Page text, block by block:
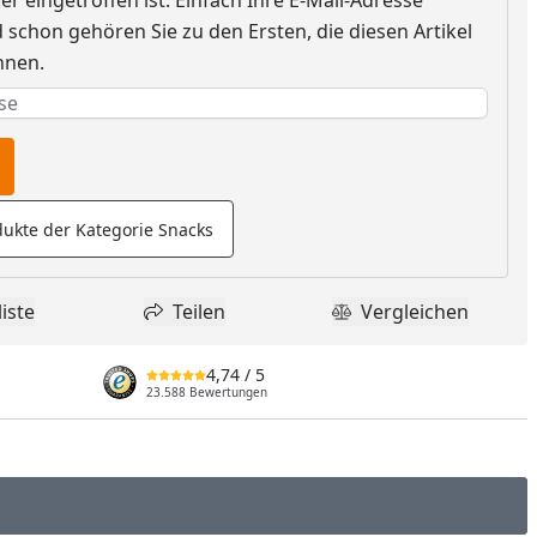
gehören Sie zu den Ersten, die diesen Artikel
erforderlich
der Kategorie Snacks
zur Wunschliste hinzufügen
Teilen
Teilen Produkt
Vergleichen
4,74 / 5
23.588 Bewertungen